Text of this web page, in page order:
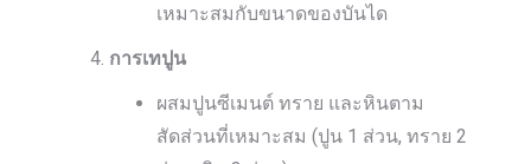
เหมาะสมกับขนาดของบันได
การเทปูน
ผสมปูนซีเมนต์ ทราย และหินตาม
สัดส่วนที่เหมาะสม (ปูน 1 ส่วน, ทราย 2